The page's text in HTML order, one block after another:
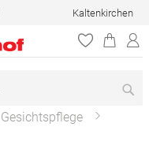
Kaltenkirchen
Gesichtspflege